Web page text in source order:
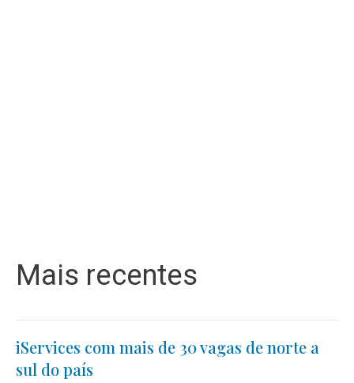
Mais recentes
iServices com mais de 30 vagas de norte a
sul do país